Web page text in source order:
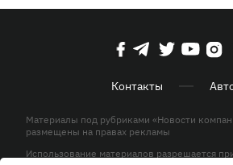
Контакты
Материалы под рубриками «Новости
размещены на правах рекламы
Использование материалов разрешается